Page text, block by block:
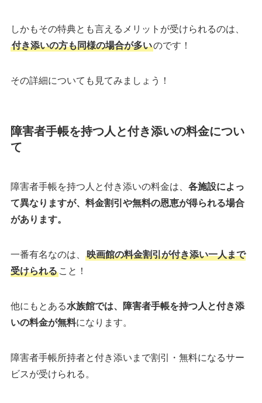
しかもその特典とも言えるメリットが受けられるのは、
付き添いの方も同様の場合が多いのです！
その詳細についても見てみましょう！
障害者手帳を持つ人と付き添いの料金につい
て
障害者手帳を持つ人と付き添いの料金は、 各施設によっ
て異なりますが、料金割引や無料の恩恵が得られる場合
があります。
一番有名なのは、
映画館の料金割引が付き添い一人まで
受けられること！
他にもとある水族館では、障害者手帳を持つ人と付き添
いの料金が無料になります。
障害者手帳所持者と付き添いまで割引・無料になるサー
ビスが受けられる。